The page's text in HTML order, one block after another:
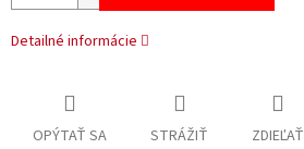
Detailné informácie
OPÝTAŤ SA STRÁŽIŤ ZDIEĽAŤ